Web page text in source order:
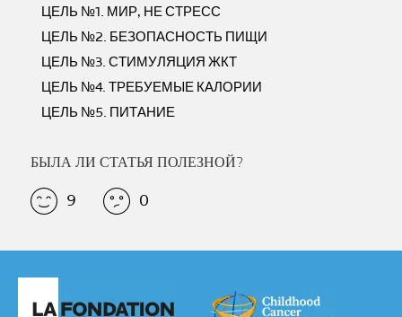
ЦЕЛЬ №1. МИР, НЕ СТРЕСС
ЦЕЛЬ №2. БЕЗОПАСНОСТЬ ПИЩИ
ЦЕЛЬ №3. СТИМУЛЯЦИЯ ЖКТ
ЦЕЛЬ №4. ТРЕБУЕМЫЕ КАЛОРИИ
ЦЕЛЬ №5. ПИТАНИЕ
БЫЛА ЛИ СТАТЬЯ ПОЛЕЗНОЙ?
9 0